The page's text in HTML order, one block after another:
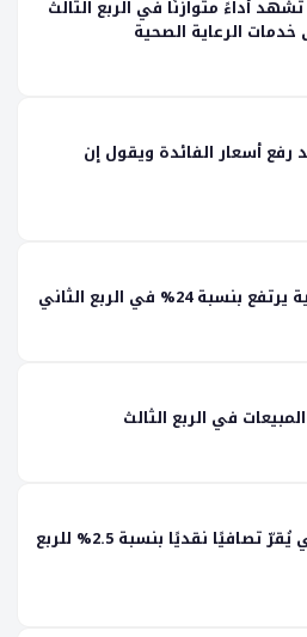
أداءً متوازنًا في الربع الثالث
الرعاية الصحية
رفع أسعار الفائدة ويقول إن
24% في الربع الثاني
في الربع الثالث
مجلس إدارة شركة الموصي يُقرّ تصافيًا نقديًا بنسبة 2.5% للربع